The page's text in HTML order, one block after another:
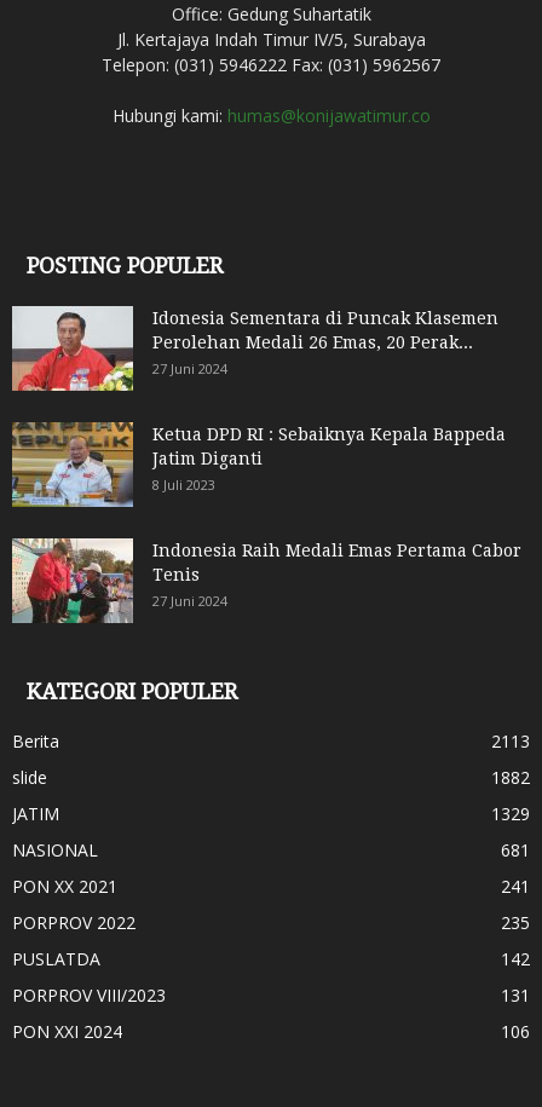
Office: Gedung Suhartatik
Jl. Kertajaya Indah Timur IV/5, Surabaya
Telepon: (031) 5946222 Fax: (031) 5962567
Hubungi kami: humas@konijawatimur.co
POSTING POPULER
Idonesia Sementara di Puncak Klasemen
Perolehan Medali 26 Emas, 20 Perak...
27 Juni 2024
Ketua DPD RI : Sebaiknya Kepala Bappeda
Jatim Diganti
8 Juli 2023
Indonesia Raih Medali Emas Pertama Cabor
Tenis
27 Juni 2024
KATEGORI POPULER
Berita
2113
slide
1882
JATIM
1329
NASIONAL
681
PON XX 2021
241
PORPROV 2022
235
PUSLATDA
142
PORPROV VIII/2023
131
PON XXI 2024
106